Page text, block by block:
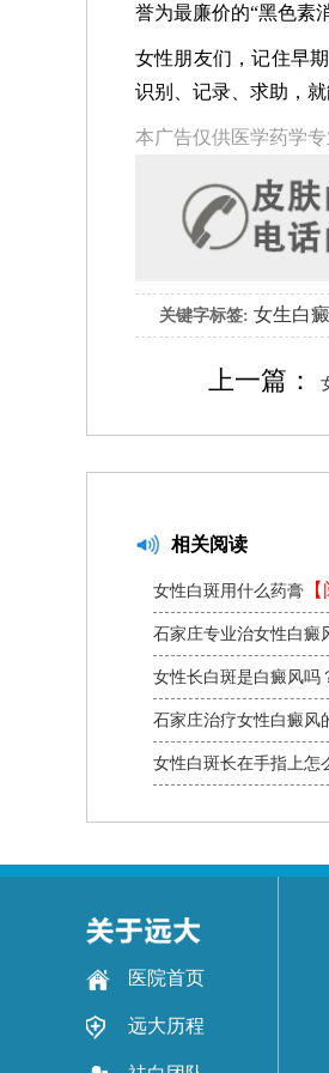
誉为最廉价的“黑色素
女性朋友们，记住早
识别、记录、求助，就
本广告仅供医学药学
关键字标签: 女生白
上一篇：
相关阅读
女性白斑用什么药膏
石家庄专业治女性白癜
读文章】
女性长白斑是白癜风吗
章】
石家庄治疗女性白癜风
读文章】
女性白斑长在手指上怎
医院首页
远大历程